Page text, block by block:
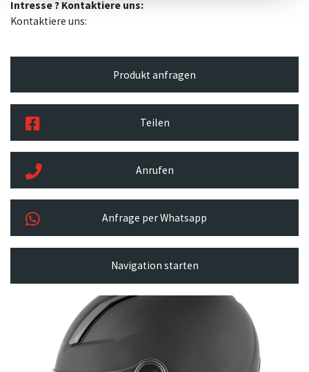
Intresse ? Kontaktiere uns:
Kontaktiere uns:
Produkt anfragen
Teilen
Anrufen
Anfrage per Whatsapp
Navigation starten